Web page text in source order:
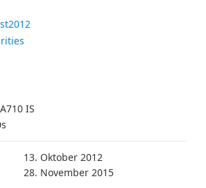
IS
13. Oktober 2012
28. November 2015